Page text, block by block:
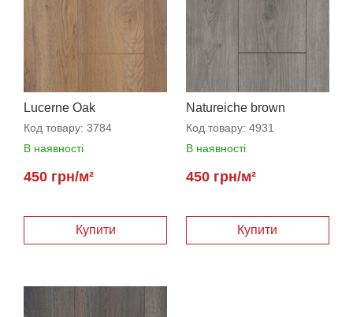
Lucerne Oak
Код товару: 3784
В наявності
450 грн/м²
Natureiche brown
Код товару: 4931
В наявності
450 грн/м²